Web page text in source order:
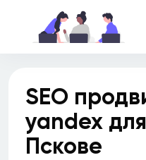
SEO
yandex
Пскове